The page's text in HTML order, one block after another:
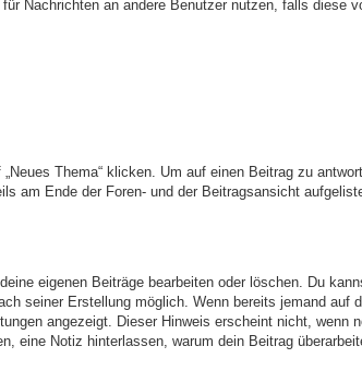
Nachrichten an andere Benutzer nutzen, falls
Thema“ klicken. Um auf einen Beitrag zu
am Ende der Foren- und der Beitragsansicht
eigenen Beiträge bearbeiten oder löschen. Du
seiner Erstellung möglich. Wenn bereits jemand
angezeigt. Dieser Hinweis erscheint nicht,
eine Notiz hinterlassen, warum dein Beitrag